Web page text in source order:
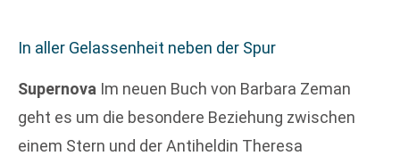
In aller Gelassenheit neben der Spur
Supernova Im neuen Buch von Barbara Zeman
geht es um die besondere Beziehung zwischen
einem Stern und der Antiheldin Theresa